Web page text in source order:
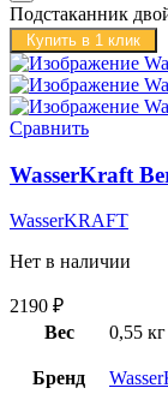
Подстаканник
Купить в 1 клик
Сравнить
WasserKraft
WasserKRAFT
Нет в наличии
2190 ₽
Вес
0,55 кг
Бренд